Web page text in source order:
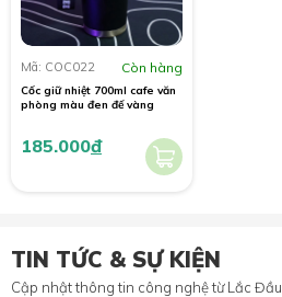
Mã: COC022 Còn hàng
Cốc giữ nhiệt 700ml cafe văn
phòng màu đen đế vàng
185.000đ
TIN TỨC & SỰ KIỆN
Cập nhật thông tin công nghệ từ Lắc Đầu